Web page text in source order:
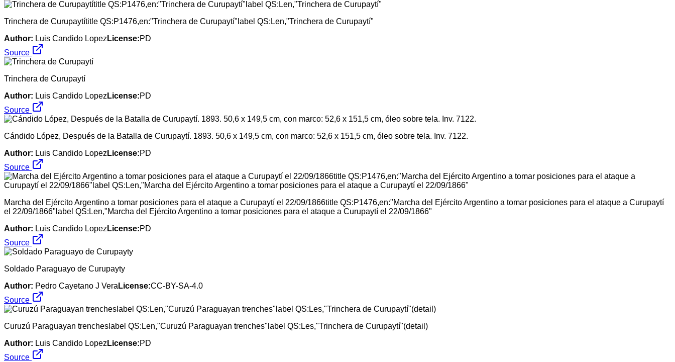
Trinchera de Curupaytítitle QS:P1476,en:"Trinchera de Curupaytí"label QS:Len,"Trinchera de Curupaytí"
Author: Luis Candido Lopez License:PD
Source
Trinchera de Curupaytí
Author: Luis Candido Lopez License:PD
Source
Cándido López, Después de la Batalla de Curupaytí. 1893. 50,6 x 149,5 cm, con marco: 52,6 x 151,5 cm, óleo sobre tela. Inv. 7122.
Author: Luis Candido Lopez License:PD
Source
Marcha del Ejército Argentino a tomar posiciones para el ataque a Curupaytí el 22/09/1866title QS:P1476,en:"Marcha del Ejército Argentino a tomar posiciones para el ataque a Curupaytí
el 22/09/1866"label QS:Len,"Marcha del Ejército Argentino a tomar posiciones para el ataque a Curupaytí el 22/09/1866"
Author: Luis Candido Lopez License:PD
Source
Soldado Paraguayo de Curupayty
Author: Pedro Cayetano J Vera License:CC-BY-SA-4.0
Source
Curuzú Paraguayan trencheslabel QS:Len,"Curuzú Paraguayan trenches"label QS:Les,"Trinchera de Curupaytí"(detail)
Author: Luis Candido Lopez License:PD
Source